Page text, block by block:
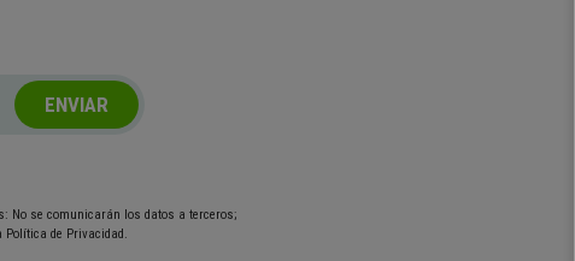
ENVIAR
No se comunicarán los datos a terceros;
de Privacidad.